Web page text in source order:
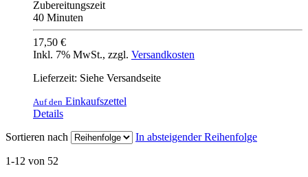
Zubereitungszeit
40 Minuten
17,50 €
Inkl. 7% MwSt., zzgl. Versandkosten
Lieferzeit: Siehe Versandseite
Auf den Einkaufszettel
Details
Sortieren nach
In absteigender Reihenfolge
1-12 von 52